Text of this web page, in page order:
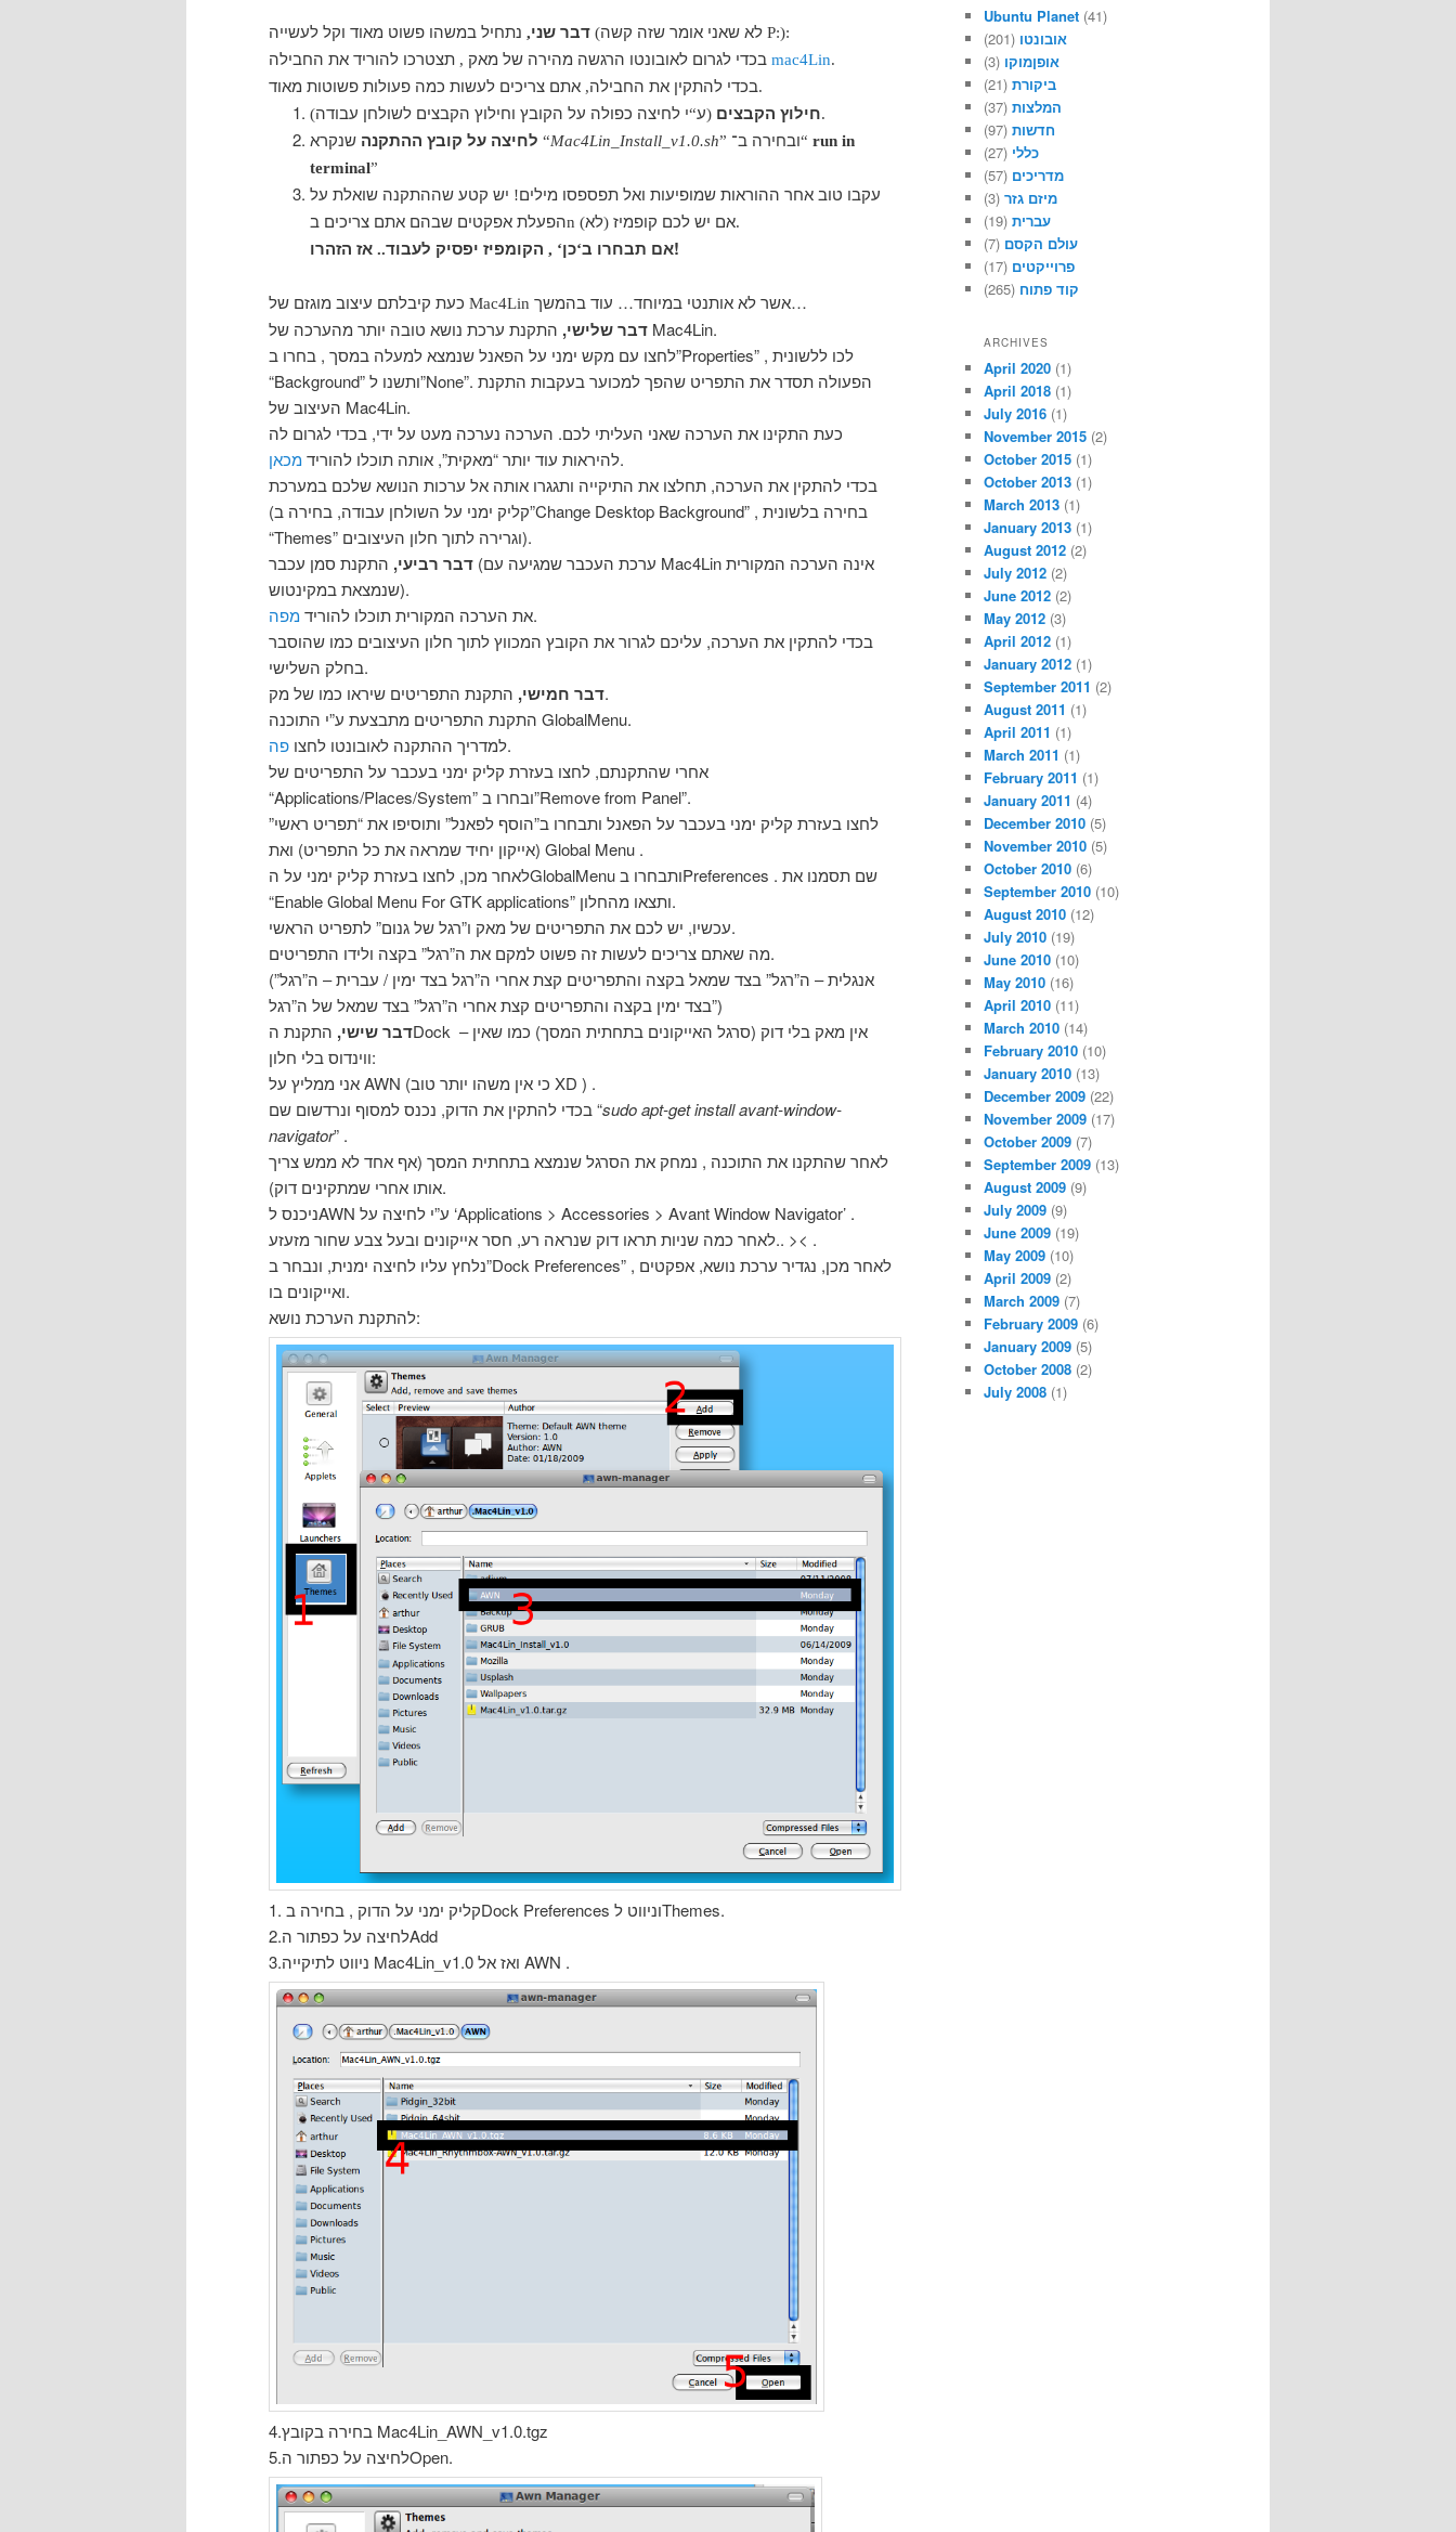
דבר שני, ( P:):
בכדי לגרום לאובונטו הרגשה מהירה של מאק , mac4Lin.
בכדי להתקין את החבילה, אתם צריכים לעשות כמה פעולות פשוטות מאוד .
חילוץ הקבצים (ע“י לחיצה כפולה על הקובץ וחילוץ הקבצים לשולחן עבודה ).
לחיצה על קובץ ההתקנה “Mac4Lin_Install_v1.0.sh” ובחירה ב־“ run in
terminal”
עקבו טוב אחר ההוראות שמופיעות ואל תפספסו מילים! יש קטע שההתקנה שואלת על
הפעלת אפקטים שבהם אתם צריכים בn (לא) אם יש לכם קופמיז.
אם תבחרו ב‘כן‘ , הקומפיז יפסיק לעבוד.. אז הזהרו!
Mac4Lin אשר לא אותנטי במיוחד… עוד בהמשך…
דבר שלישי, התקנת ערכת נושא טובה יותר מהערכה של Mac4Lin.
לחצו עם מקש ימני על הפאנל שנמצא למעלה במסך , בחרו ב”Properties” , לכו ללשונית
“Background” ותשנו ל”None”. הפעולה תסדר את התפריט שהפך למכוער בעקבות התקנת
העיצוב של Mac4Lin.
כעת התקינו את הערכה שאני העליתי לכם. הערכה נערכה מעט על ידי, בכדי לגרום לה
להיראות עוד יותר “מאקית”, אותה תוכלו להורידמכאן
.
בכדי להתקין את הערכה, תחלצו את התיקייה ותגגרו אותה אל ערכות הנושא שלכם במערכת
(קליק ימני על השולחן עבודה, בחירה ב”Change Desktop Background” , בחירה בלשונית
“Themes” וגרירה לתוך חלון העיצובים).
דבר רביעי, התקנת סמן עכבר (ערכת העכבר שמגיעה עם Mac4Lin אינה הערכה המקורית
שנמצאת במקינטוש).
את הערכה המקורית תוכלו להורידמפה
.
בכדי להתקין את הערכה, עליכם לגרור את הקובץ המכווץ לתוך חלון העיצובים כמו שהוסבר
בחלק השלישי.
דבר חמישי,התקנת התפריטים שיראו כמו של מק.
התקנת התפריטים מתבצעת ע”י התוכנה GlobalMenu.
למדריך ההתקנה לאובונטו לחצו פה
.
אחרי שהתקנתם, לחצו בעזרת קליק ימני בעכבר על התפריטים של
“Applications/Places/System” ובחרו ב”Remove from Panel”.
לחצו בעזרת קליק ימני בעכבר על הפאנל ותבחרו ב”הוסף לפאנל” ותוסיפו את “תפריט ראשי”
(אייקון יחיד שמראה את כל התפריט) ואת Global Menu .
לאחר מכן, לחצו בעזרת קליק ימני על הGlobalMenu ותבחרו בPreferences . שם תסמנו את
“Enable Global Menu For GTK applications” ותצאו מהחלון.
עכשיו, יש לכם את התפריטים של מאק ו”רגל של גנום” לתפריט הראשי.
מה שאתם צריכים לעשות זה פשוט למקם את ה”רגל” בקצה ולידו התפריטים.
(אנגלית – ה”רגל” בצד שמאל בקצה והתפריטים קצת אחרי ה”רגל בצד ימין / עברית – ה”רגל”
בצד ימין בקצה והתפריטים קצת אחרי ה”רגל” בצד שמאל של ה”רגל”)
דבר שישי, התקנת הDock – אין מאק בלי דוק (סרגל האייקונים בתחתית המסך) כמו שאין
ווינדוס בלי חלון:
אני ממליץ על AWN (כי אין משהו יותר טוב XD ) .
בכדי להתקין את הדוק, נכנס למסוף ונרדשום שם “sudo apt-get install avant-window-
navigator” .
לאחר שהתקנו את התוכנה , נמחק את הסרגל שנמצא בתחתית המסך (אף אחד לא ממש צריך
אותו אחרי שמתקינים דוק).
ניכנס לAWN ע”י לחיצה על ‘Applications > Accessories > Avant Window Navigator’ .
לאחר כמה שניות תראו דוק שנראה רע, חסר אייקונים ובעל צבע שחור מזעזע.. >< .
נלחץ עליו לחיצה ימנית, ונבחר ב”Dock Preferences” , לאחר מכן, נגדיר ערכת נושא, אפקטים
ואייקונים בו.
להתקנת הערכת נושא:
1. קליק ימני על הדוק , בחירה בDock Preferences וניווט לThemes.
2.לחיצה על כפתור הAdd
3.ניווט לתיקייה Mac4Lin_v1.0 ואז אל AWN .
4.בחירה בקובץ Mac4Lin_AWN_v1.0.tgz
5.לחיצה על כפתור הOpen.
Ubuntu Planet (41)
אובונטו (201)
אופןמוקו (3)
ביקורת (21)
המלצות (37)
חדשות (97)
כללי (27)
מדריכים (57)
מיזם גזר (3)
עברית (19)
עולם הקסם (7)
פרוייקטים (17)
קוד פתוח (265)
ARCHIVES
April 2020 (1)
April 2018 (1)
July 2016 (1)
November 2015 (2)
October 2015 (1)
October 2013 (1)
March 2013 (1)
January 2013 (1)
August 2012 (2)
July 2012 (2)
June 2012 (2)
May 2012 (3)
April 2012 (1)
January 2012 (1)
September 2011 (2)
August 2011 (1)
April 2011 (1)
March 2011 (1)
February 2011 (1)
January 2011 (4)
December 2010 (5)
November 2010 (5)
October 2010 (6)
September 2010 (10)
August 2010 (12)
July 2010 (19)
June 2010 (10)
May 2010 (16)
April 2010 (11)
March 2010 (14)
February 2010 (10)
January 2010 (13)
December 2009 (22)
November 2009 (17)
October 2009 (7)
September 2009 (13)
August 2009 (9)
July 2009 (9)
June 2009 (19)
May 2009 (10)
April 2009 (2)
March 2009 (7)
February 2009 (6)
January 2009 (5)
October 2008 (2)
July 2008 (1)